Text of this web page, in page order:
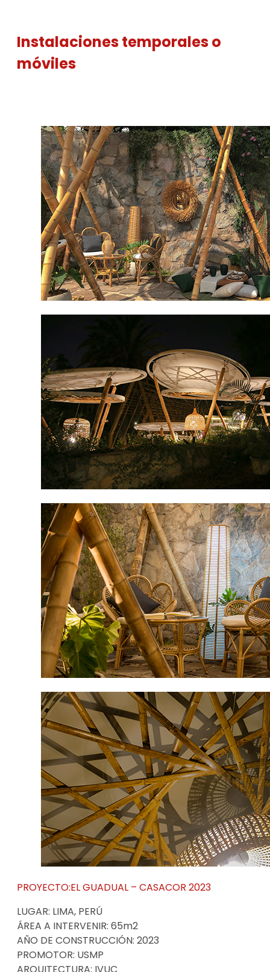
Instalaciones temporales o
móviles
PROYECTO:EL GUADUAL – CASACOR 2023
LUGAR: LIMA, PERÚ
ÁREA A INTERVENIR: 65m2
AÑO DE CONSTRUCCIÓN: 2023
PROMOTOR: USMP